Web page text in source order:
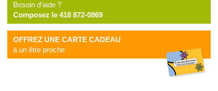
Besoin d’aide ?
Composez le 418 872-0869
OFFREZ UNE CARTE CADEAU
à un être proche